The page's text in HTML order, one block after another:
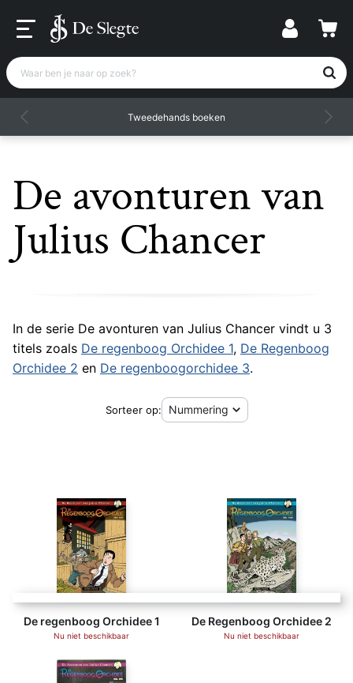
Waar ben je naar op zoek?
Tweedehands boeken
De avonturen van
Julius Chancer
In de serie De avonturen van Julius Chancer vindt u 3
titels zoals De regenboog Orchidee 1, De Regenboog
Orchidee 2 en De regenboogorchidee 3.
Sorteer op:
De regenboog Orchidee 1
Nu niet beschikbaar
De Regenboog Orchidee 2
Nu niet beschikbaar